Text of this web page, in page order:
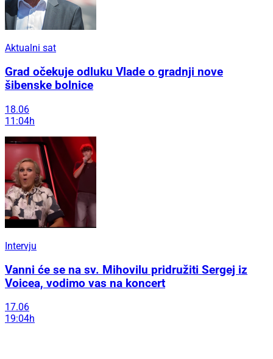
Aktualni sat
Grad očekuje odluku Vlade o gradnji nove
šibenske bolnice
18.06
11:04h
Intervju
Vanni će se na sv. Mihovilu pridružiti Sergej iz
Voicea, vodimo vas na koncert
17.06
19:04h